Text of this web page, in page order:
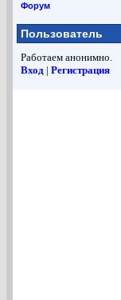
Форум
Пользователь
Работаем анонимно.
Вход | Регистрация